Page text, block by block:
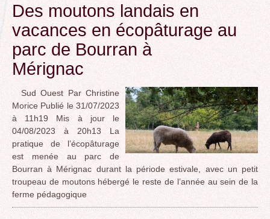
Des moutons landais en
vacances en écopâturage au
parc de Bourran à
Mérignac
Sud Ouest Par Christine
Morice Publié le 31/07/2023
à 11h19 Mis à jour le
04/08/2023 à 20h13 La
pratique de l’écopâturage
est menée au parc de
Bourran à Mérignac durant la période estivale, avec un petit
troupeau de moutons hébergé le reste de l’année au sein de la
ferme pédagogique